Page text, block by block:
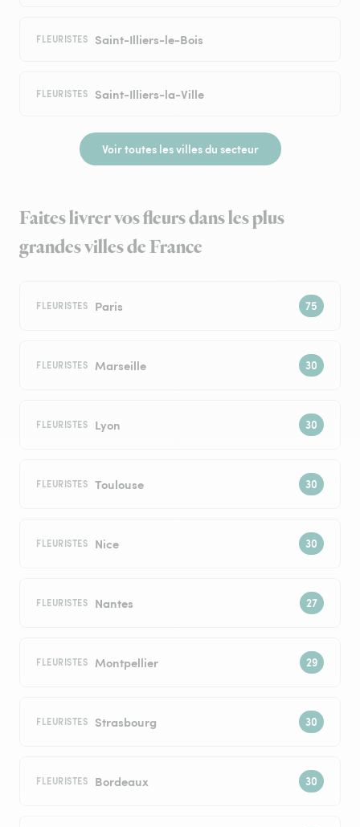
FLEURISTES Saint-Illiers-le-Bois
FLEURISTES Saint-Illiers-la-Ville
Voir toutes les villes du secteur
Faites livrer vos fleurs dans les plus
grandes villes de France
FLEURISTES Paris
FLEURISTES Marseille
FLEURISTES Lyon
FLEURISTES Toulouse
FLEURISTES Nice
FLEURISTES Nantes
FLEURISTES Montpellier
FLEURISTES Strasbourg
FLEURISTES Bordeaux